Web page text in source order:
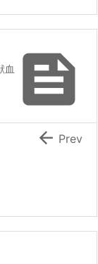

血
 Prev